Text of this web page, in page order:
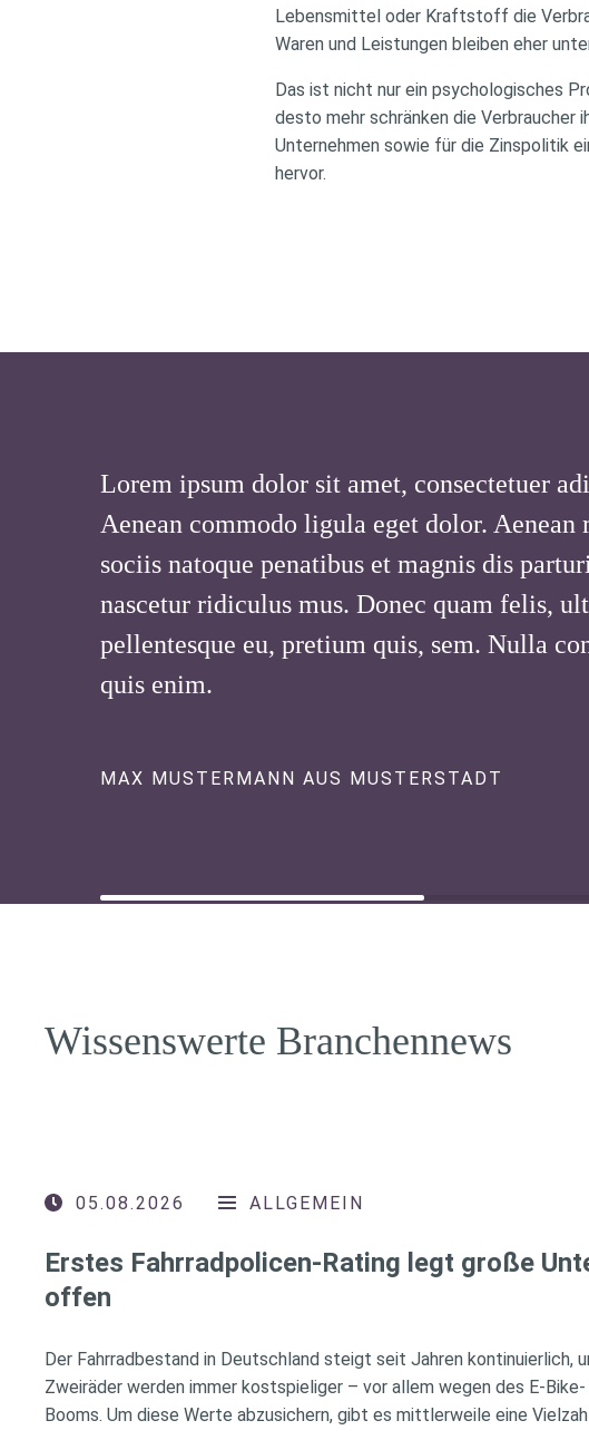
Lebensmittel oder Kraftstoff die
Waren und Leistungen bleiben eher
Das ist nicht nur ein psychologisches
desto mehr schränken die Verbraucher
Unternehmen sowie für die Zinspolitik
hervor.
Lorem ipsum dolor sit amet, consectetuer
Aenean commodo ligula eget dolor. Aenean
sociis natoque penatibus et magnis dis
nascetur ridiculus mus. Donec quam felis,
pellentesque eu, pretium quis, sem. Nulla
quis enim.
MAX MUSTERMANN AUS MUSTERSTADT
Wissenswerte Branchennews
05.08.2026 ALLGEMEIN
Erstes Fahrradpolicen-Rating legt große
offen
Der Fahrradbestand in Deutschland steigt seit Jahren kontinuierlich,
Zweiräder werden immer kostspieliger – vor allem wegen des E-
Booms. Um diese Werte abzusichern, gibt es mittlerweile eine